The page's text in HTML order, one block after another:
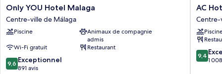
Only
YOU
Hotel
Malaga
ville
de
Málaga
Only YOU Hotel Malaga
Centre-ville de Málaga
Piscine
Animaux de compagnie
admis
Wi-Fi gratuit
Restaurant
9.6
sur
9,6 Exceptionnel
891 avis
AC
Hotel
Málaga
Palacio
by
Marriott
Centre-
AC
Centre-
9.4
sur
9,4
1